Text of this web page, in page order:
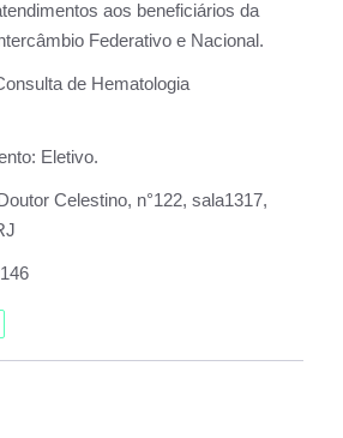
aos beneficiários da
Federativo e Nacional.
de Hematologia
Eletivo.
Celestino, n°122, sala1317,